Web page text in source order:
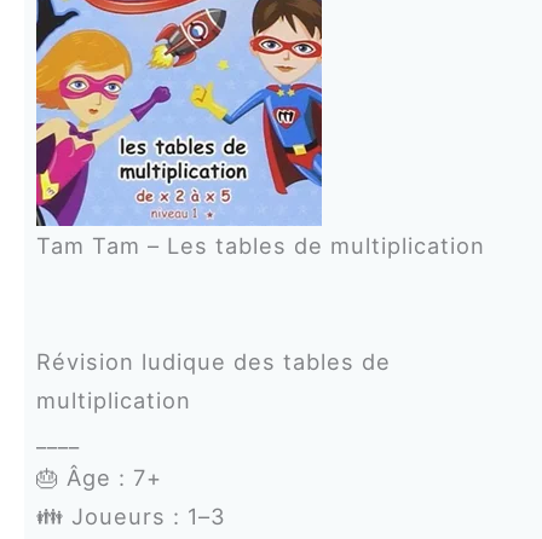
Tam Tam – Les tables de multiplication
Révision ludique des tables de
multiplication
🎂 Âge : 7+
👪 Joueurs : 1–3